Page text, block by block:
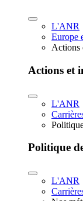
L'ANR
Europe
Actions
Actions et
L'ANR
Politique
L'ANR